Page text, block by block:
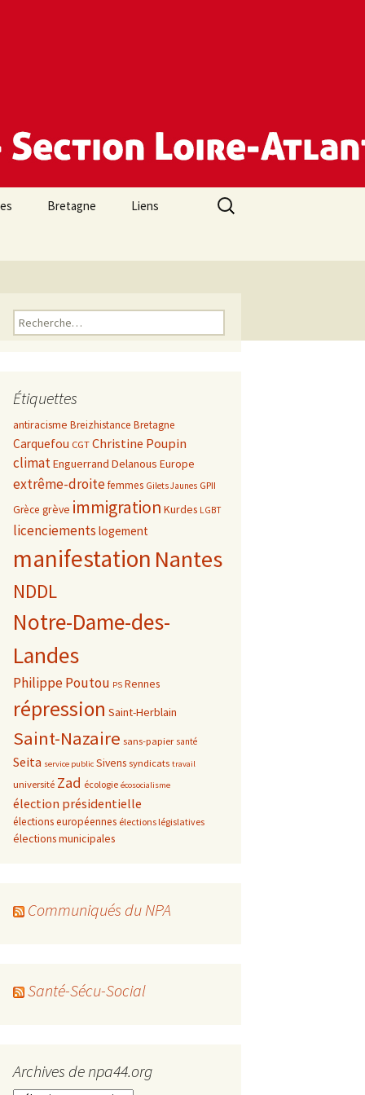
Bretagne Liens
Rechercher :
Rechercher :
Étiquettes
antiracisme Breizhistance Bretagne
Carquefou CGTChristine Poupin
climatEnguerrand Delanous Europe
extrême-droitefemmes Gilets Jaunes GPII
Grèce grève immigration Kurdes LGBT
licenciements logement
manifestation Nantes
NDDL
Notre-Dame-des-
Landes
Philippe Poutou PS Rennes
répression Saint-Herblain
Saint-Nazaire sans-papier santé
Seita service public Sivens syndicats travail
université Zad écologie écosocialisme
élection présidentielle
élections européennes élections législatives
élections municipales
Communiqués du NPA
Santé-Sécu-Social
Archives de npa44.org